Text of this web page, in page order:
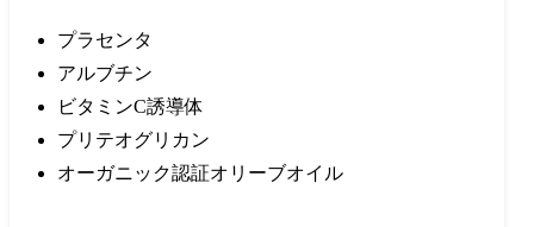
プラセンタ
アルブチン
ビタミンC誘導体
プリテオグリカン
オーガニック認証オリーブオイル